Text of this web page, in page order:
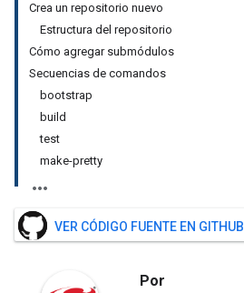
Crea un repositorio nuevo
Estructura del repositorio
Cómo agregar submódulos
Secuencias de comandos
bootstrap
build
test
make-pretty
VER CÓDIGO FUENTE EN GITHUB
Por